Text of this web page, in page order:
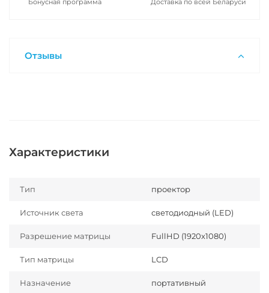
Бонусная программа Доставка по всей Беларуси
Отзывы
Характеристики
Тип проектор
Источник света светодиодный (LED)
Разрешение матрицы FullHD (1920x1080)
Тип матрицы LCD
Назначение портативный